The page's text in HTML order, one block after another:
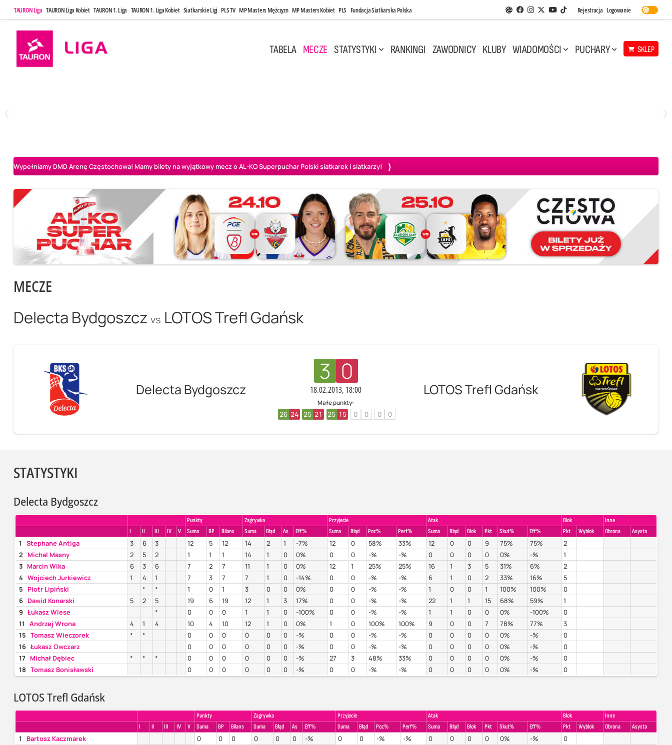
TAURON Liga TAURON Liga Kobiet TAURON 1. Liga TAURON 1. Liga Kobiet Siatkarskie Ligi PLS TV MP Masters Mężczyzn MP Masters Kobiet PLS Fundacja Siatkarska Polska Aplikacja Siatkarskie Ligi
Facebook
Instagram
Twitter
Youtube
TikTok
Rejestracja Logowanie
TABELA MECZE STATYSTYKI RANKINGI ZAWODNICY KLUBY WIADOMOŚCI PUCHARY SKLEP
Wypełniamy DMD Arenę Częstochowa! Mamy bilety na wyjątkowy mecz o AL-KO Superpuchar Polski siatkarek i siatkarzy!
MECZE
Delecta Bydgoszcz vs LOTOS Trefl Gdańsk
Delecta Bydgoszcz
3 0
18.02.2013, 18:00
Małe punkty:
26 24 25 21 25 15 0 0 0 0
LOTOS Trefl Gdańsk
STATYSTYKI
Delecta Bydgoszcz
Punkty Zagrywka Przyjecie Atak Blok
Inne
I
II III IV V Suma BP Bilans Suma Błąd As Eff% Suma Błąd Poz% Perf% Suma Błąd Blok Pkt Skut% Eff% Pkt Wyblok Obrona Asysta
1 Stephane Antiga 3 6 3 12 5 12 14 2 1 -7% 12 0 58% 33% 12 0 0 9 75% 75%
2
2
Michal Masny 2 5 2 1 1 1 14 1 0 0% 0 0 -% -% 0 0 0 0 0% -%
1
3 Marcin Wika 6 3 6 7 2 7 11 1 0 0% 12 1 25% 25% 16 1 3 5 31% 6%
2
4 Wojciech Jurkiewicz 1 4 1 7 3 7 7 1 0 -14% 0 0 -% -% 6 1 0 2 33% 16%
5
5
Piotr Lipiński * * 1 0 1 3 0 0 0% 0 0 -% -% 1 0 0 1 100% 100%
0
6 Dawid Konarski 5 2 5 19 6 19 12 1 3 17% 0 0 -% -% 22 1 1 15 68% 59%
1
9 Łukasz Wiese * 0 0 0 1 1 0 -100% 0 0 -% -% 1 1 0 0 0% -100%
0
11
Andrzej Wrona 4 1 4 10 4 10 12 1 0 0% 1 0 100% 100% 9 0 0 7 78% 77%
3
15 Tomasz Wieczorek * * 0 0 0 0 0 0 -% 0 0 -% -% 0 0 0 0 0% -%
0
16 Łukasz Owczarz 0 0 0 0 0 0 -% 0 0 -% -% 0 0 0 0 0% -%
0
17 Michał Dębiec * * * 0 0 0 0 0 0 -% 27 3 48% 33% 0 0 0 0 0% -%
0
18 Tomasz Bonisławski 0 0 0 0 0 0 -% 0 0 -% -% 0 0 0 0 0% -% 0
LOTOS Trefl Gdańsk
Punkty Zagrywka Przyjecie Atak Blok
Inne
I
II III IV V Suma BP Bilans Suma Błąd As Eff% Suma Błąd Poz% Perf% Suma Błąd Blok Pkt Skut% Eff% Pkt Wyblok Obrona Asysta
1 Bartosz Kaczmarek 0 0 0 0 0 0 -% 0 0 -% -% 0 0 0 0 0% -%
0